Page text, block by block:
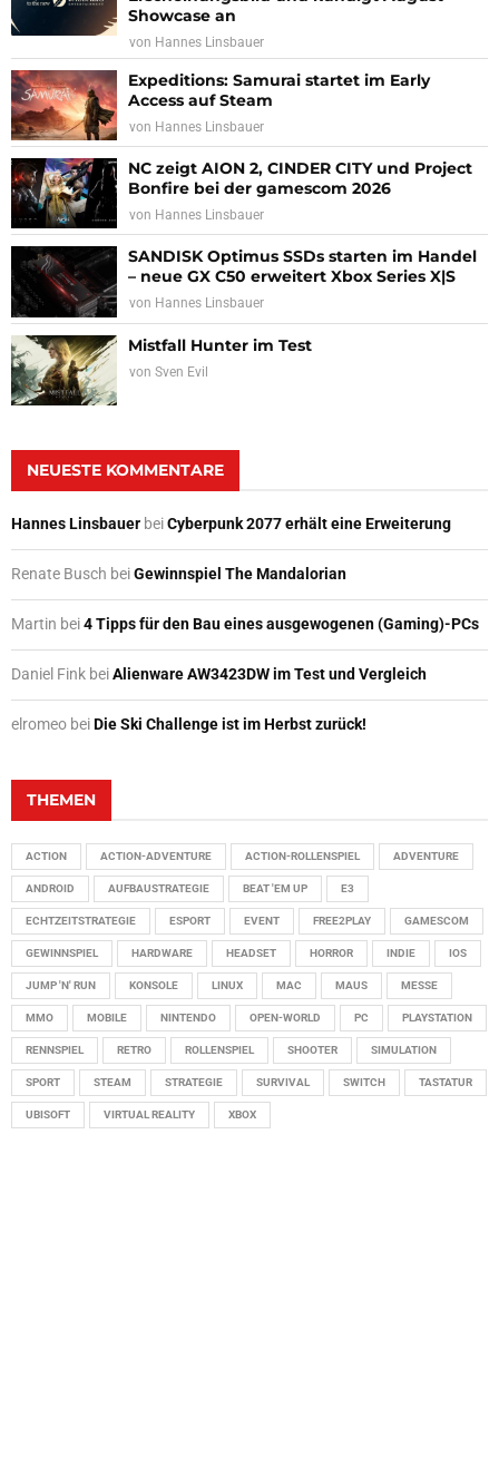
Showcase an
von Hannes Linsbauer
Expeditions: Samurai startet im Early
Access auf Steam
von Hannes Linsbauer
NC zeigt AION 2, CINDER CITY und Project
Bonfire bei der gamescom 2026
von Hannes Linsbauer
SANDISK Optimus SSDs starten im Handel
– neue GX C50 erweitert Xbox Series X|S
von Hannes Linsbauer
Mistfall Hunter im Test
von Sven Evil
NEUESTE KOMMENTARE
Hannes Linsbauer beiCyberpunk 2077 erhält eine Erweiterung
Renate Busch beiGewinnspiel The Mandalorian
Martin bei4 Tipps für den Bau eines ausgewogenen (Gaming)-PCs
Daniel Fink beiAlienware AW3423DW im Test und Vergleich
elromeo beiDie Ski Challenge ist im Herbst zurück!
THEMEN
ACTION ACTION-ADVENTURE ACTION-ROLLENSPIEL ADVENTURE
ANDROID AUFBAUSTRATEGIE BEAT 'EM UP E3
ECHTZEITSTRATEGIE ESPORT EVENT FREE2PLAY GAMESCOM
GEWINNSPIEL HARDWARE HEADSET HORROR INDIE IOS
JUMP 'N' RUN KONSOLE LINUX MAC MAUS MESSE
MMO MOBILE NINTENDO OPEN-WORLD PC PLAYSTATION
RENNSPIEL RETRO ROLLENSPIEL SHOOTER SIMULATION
SPORT STEAM STRATEGIE SURVIVAL SWITCH TASTATUR
UBISOFT VIRTUAL REALITY XBOX